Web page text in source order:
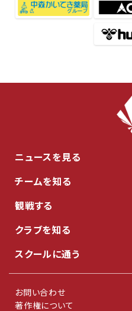
ニュースを見る
チームを知る
観戦する
クラブを知る
スクールに通う
お問い合わせ
著作権について